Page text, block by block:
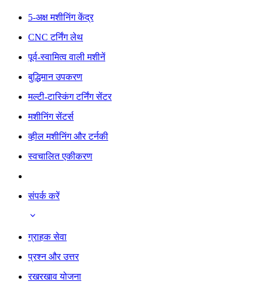
5-अक्ष मशीनिंग केंद्र
CNC टर्निंग लेथ
पूर्व-स्वामित्व वाली मशीनें
बुद्धिमान उपकरण
मल्टी-टास्किंग टर्निंग सेंटर
मशीनिंग सेंटर्स
व्हील मशीनिंग और टर्नकी
स्वचालित एकीकरण
संपर्क करें
ग्राहक सेवा
प्रश्न और उत्तर
रखरखाव योजना